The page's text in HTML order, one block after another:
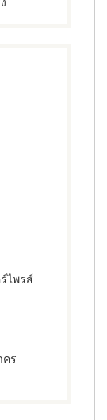
ไพรส์
ร